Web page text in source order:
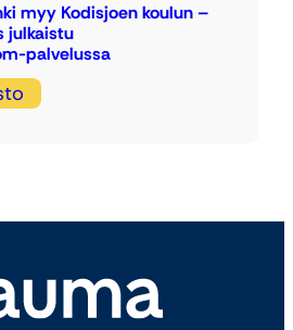
myy Kodisjoen koulun –
julkaistu
palvelussa